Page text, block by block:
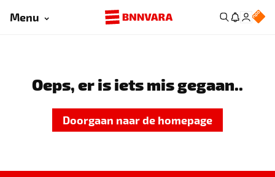
Menu
Oeps, er is iets mis gegaan..
Doorgaan naar de homepage